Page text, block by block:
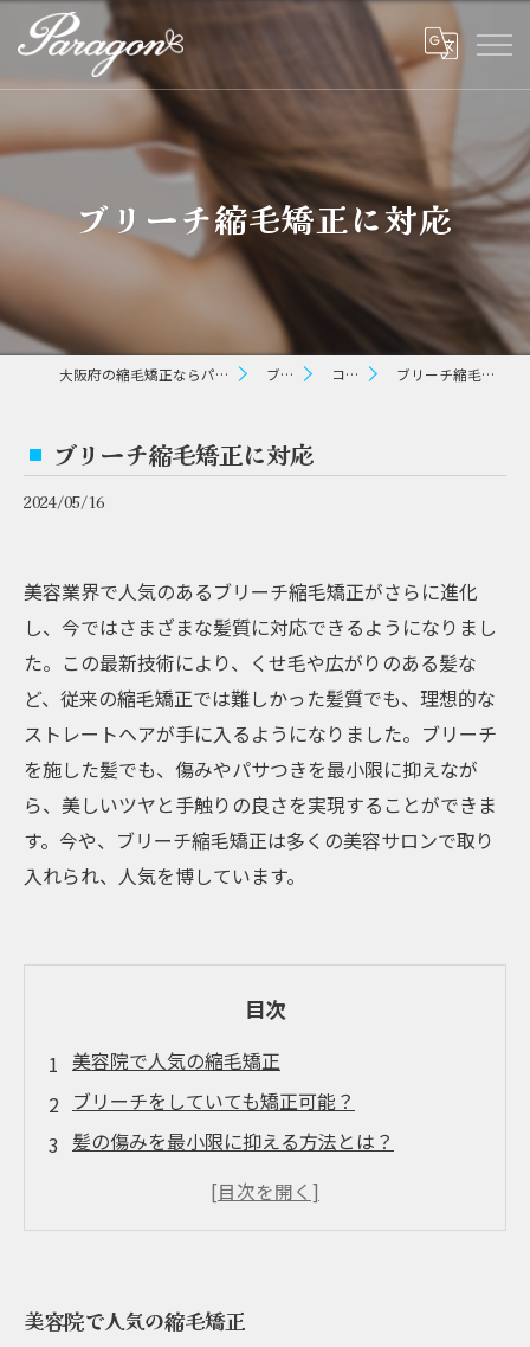
ブリーチ縮毛矯正に対応
大阪府の縮毛矯正ならパラゴン ヘアー ブログ コラム ブリーチ縮毛矯正に対応
ブリーチ縮毛矯正に対応
2024/05/16
美容業界で人気のあるブリーチ縮毛矯正がさらに進化
し、今ではさまざまな髪質に対応できるようになりまし
た。この最新技術により、くせ毛や広がりのある髪な
ど、従来の縮毛矯正では難しかった髪質でも、理想的な
ストレートヘアが手に入るようになりました。ブリーチ
を施した髪でも、傷みやパサつきを最小限に抑えなが
ら、美しいツヤと手触りの良さを実現することができま
す。今や、ブリーチ縮毛矯正は多くの美容サロンで取り
入れられ、人気を博しています。
目次
美容院で人気の縮毛矯正
ブリーチをしていても矯正可能？
髪の傷みを最小限に抑える方法とは？
縮毛矯正後のアフターケアについて
美容院で人気の縮毛矯正